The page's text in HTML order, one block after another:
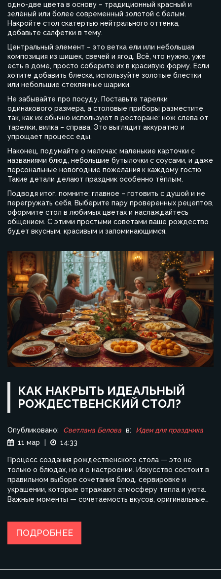
одно-две цвета в основу – традиционный красный и
зелёный или более современный золотой с белым.
Накройте стол скатертью нейтрального оттенка,
добавьте салфетки в тему.
Центральный элемент – это ветка ели или небольшая
композиция из шишек, свечей и ягод. Всё, что нужно, уже
есть в доме, просто соберите их в красивую форму. Если
хотите добавить блеска, используйте золотые блестки
или небольшие стеклянные шарики.
Не забывайте про посуду. Поставьте тарелки
одинакового размера, а столовые приборы разместите
так, как их обычно используют в ресторане: нож слева от
тарелки, вилка – справа. Это выглядит аккуратно и
упрощает процесс еды.
Наконец, подумайте о мелочах: маленькие карточки с
названиями блюд, небольшие бутылочки с соусами, и даже
персональные новогодние пожелания к каждому гостю.
Такие детали делают праздник особенно тёплым.
Подводя итог, помните: главное – готовить с душой и не
перегружать себя. Выберите пару проверенных рецептов,
оформите стол в любимых цветах и наслаждайтесь
общением. С этими простыми советами ваше рождество
будет вкусным, красивым и запоминающимся.
КАК НАКРЫТЬ ИДЕАЛЬНЫЙ
РОЖДЕСТВЕНСКИЙ СТОЛ?
Опубликовано: Светлана Белова в:
Идеи для праздника
11 мар
14:33
Процесс создания рождественского стола — это не
только о блюдах, но и о настроении. Искусство состоит в
правильном выборе сочетания блюд, сервировке и
украшении, которые отражают атмосферу тепла и уюта.
Важные моменты — сочетаемость вкусов, оригинальные
ПОДРОБНЕЕ